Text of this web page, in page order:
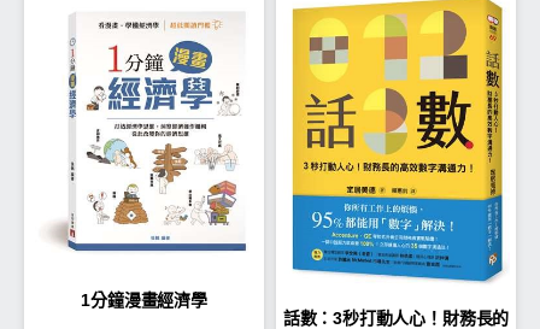
1分鐘漫畫經濟學
話數：3秒打動人心！財務長的